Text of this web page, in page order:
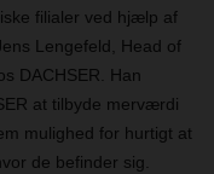
filialer ved hjælp af
Lengefeld, Head of
DACHSER. Han
at tilbyde merværdi
mulighed for hurtigt at
de befinder sig.